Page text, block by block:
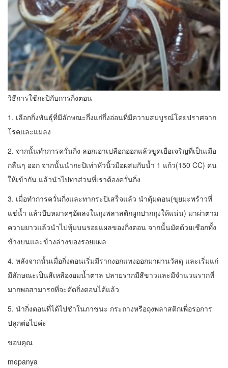
วิธีการใช้กะปิกับการกิ่งตอน
1. เลือกกิ่งพันธุ์ที่มีลักษณะกึ่งแก่กึ่งอ่อนที่มีความสมบูรณ์โดยปราศจาก
โรคและแมลง
2. จากนั้นทำการควั่นกิ่ง ลอกเอาเปลือกออกแล้วขูดเยื่อเจริญที่เป็นเมือ
กลื่นๆ ออก จากนั้นนำกะปิเท่าหัวนิ้วมือผสมกับน้ำ 1 แก้ว(150 CC) คน
ให้เข้ากัน แล้วนำไปทาส่วนที่เราต้องควั่นกิ่ง
3. เมื่อทำการควั่นกิ่งและทากระปิเสร็จแล้ว นำตุ้มตอน(ขุยมะพร้าวที่
แช่น้ำ แล้วบีบหมาดๆอัดลงในถุงพลาสติกผูกปากถุงให้แน่น) มาผ่าตาม
ความยาวแล้วนำไปหุ้มบนรอยแผลของกิ่งตอน จากนั้นมัดด้วยเชือกทั้ง
ข้างบนและข้างล่างของรอยแผล
4. หลังจากนั้นเมื่อกิ่งตอนเริ่มมีรากงอกแทงออกมาผ่านวัสดุ และเริ่มแก่
มีลักษณะเป็นสีเหลืองอมน้ำตาล ปลายรากมีสีขาวและมีจำนวนรากที่
มากพอสามารถที่จะตัดกิ่งตอนได้แล้ว
5. นำกิ่งตอนที่ได้ไปชำในภาชนะ กระถางหรือถุงพลาสติกเพื่อรอการ
ปลูกต่อไปค่ะ
ขอบคุณ
mepanya